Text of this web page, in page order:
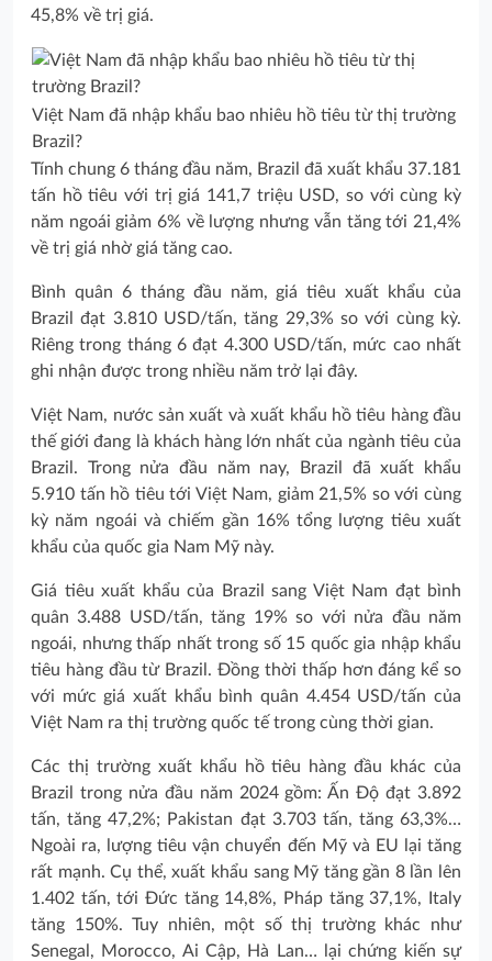
45,8% về trị giá.
Việt Nam đã nhập khẩu bao nhiêu hồ tiêu từ thị trường
Brazil?
Tính chung 6 tháng đầu năm, Brazil đã xuất khẩu 37.181
tấn hồ tiêu với trị giá 141,7 triệu USD, so với cùng kỳ
năm ngoái giảm 6% về lượng nhưng vẫn tăng tới 21,4%
về trị giá nhờ giá tăng cao.
Bình quân 6 tháng đầu năm, giá tiêu xuất khẩu của
Brazil đạt 3.810 USD/tấn, tăng 29,3% so với cùng kỳ.
Riêng trong tháng 6 đạt 4.300 USD/tấn, mức cao nhất
ghi nhận được trong nhiều năm trở lại đây.
Việt Nam, nước sản xuất và xuất khẩu hồ tiêu hàng đầu
thế giới đang là khách hàng lớn nhất của ngành tiêu của
Brazil. Trong nửa đầu năm nay, Brazil đã xuất khẩu
5.910 tấn hồ tiêu tới Việt Nam, giảm 21,5% so với cùng
kỳ năm ngoái và chiếm gần 16% tổng lượng tiêu xuất
khẩu của quốc gia Nam Mỹ này.
Giá tiêu xuất khẩu của Brazil sang Việt Nam đạt bình
quân 3.488 USD/tấn, tăng 19% so với nửa đầu năm
ngoái, nhưng thấp nhất trong số 15 quốc gia nhập khẩu
tiêu hàng đầu từ Brazil. Đồng thời thấp hơn đáng kể so
với mức giá xuất khẩu bình quân 4.454 USD/tấn của
Việt Nam ra thị trường quốc tế trong cùng thời gian.
Các thị trường xuất khẩu hồ tiêu hàng đầu khác của
Brazil trong nửa đầu năm 2024 gồm: Ấn Độ đạt 3.892
tấn, tăng 47,2%; Pakistan đạt 3.703 tấn, tăng 63,3%…
Ngoài ra, lượng tiêu vận chuyển đến Mỹ và EU lại tăng
rất mạnh. Cụ thể, xuất khẩu sang Mỹ tăng gần 8 lần lên
1.402 tấn, tới Đức tăng 14,8%, Pháp tăng 37,1%, Italy
tăng 150%. Tuy nhiên, một số thị trường khác như
Senegal, Morocco, Ai Cập, Hà Lan… lại chứng kiến sự